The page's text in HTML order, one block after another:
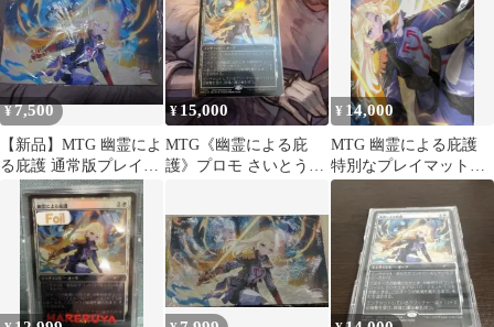
¥7,500
【新品】MTG 幽霊によ
る庇護 通常版プレイマ
ット
¥15,000
MTG《幽霊による庇
護》プロモ さいとうな
¥ 14,000
MTG 幽霊による庇護
特別なプレイマット
（箔押し版） さいと
うなおきさん